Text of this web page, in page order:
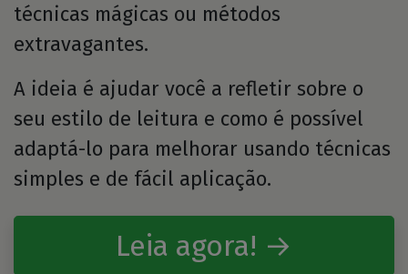
técnicas mágicas ou métodos
extravagantes.
A ideia é ajudar você a refletir sobre o
seu estilo de leitura e como é possível
adaptá-lo para melhorar usando técnicas
simples e de fácil aplicação.
Leia agora! →